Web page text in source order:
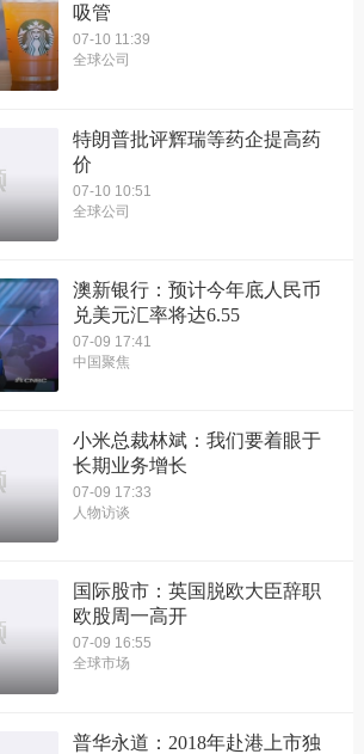
吸管
07-10 11:39
全球公司
特朗普批评辉瑞等药企提高药
价
07-10 10:51
全球公司
澳新银行：预计今年底人民币
兑美元汇率将达6.55
07-09 17:41
中国聚焦
小米总裁林斌：我们要着眼于
长期业务增长
07-09 17:33
人物访谈
国际股市：英国脱欧大臣辞职
欧股周一高开
07-09 16:55
全球市场
普华永道：2018年赴港上市独